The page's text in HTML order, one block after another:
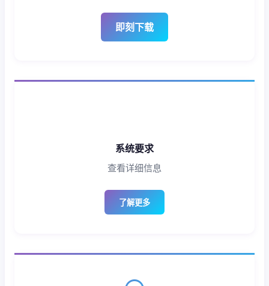
即刻下载
系统要求
查看详细信息
了解更多